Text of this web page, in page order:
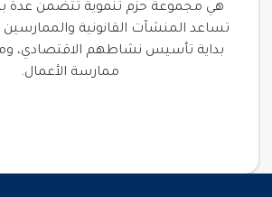
هي مجموعة حزم تنموية تتضمن عدة
تساعد المنشآت القانونية والممارسين
بداية تأسيس نشاطهم الاقتصادي،
ممارسة الأعمال.